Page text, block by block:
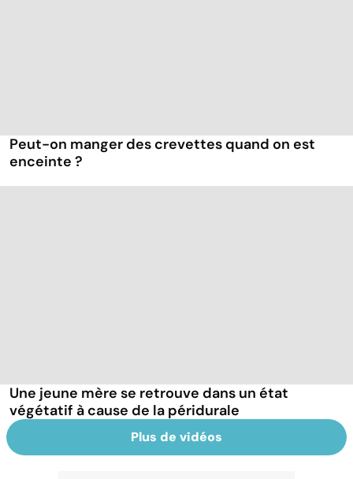
Peut-on manger des crevettes quand on est
enceinte ?
Une jeune mère se retrouve dans un état
végétatif à cause de la péridurale
Plus de vidéos